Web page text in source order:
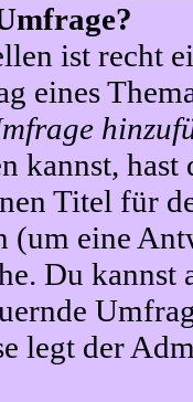
ist recht
eines
kannst,
Titel für
eine
Du
legt der